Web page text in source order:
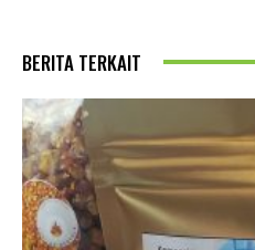
BERITA TERKAIT